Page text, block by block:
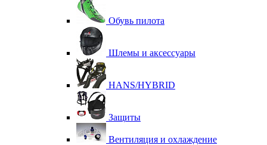
Обувь пилота
Шлемы и аксессуары
HANS/HYBRID
Защиты
Вентиляция и охлаждение